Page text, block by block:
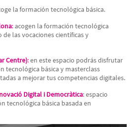
la formación tecnológica básica.
: acogen la formación tecnológica
las vocaciones científicas y
Centre):en este espacio podrás disfrutar
tecnológica básica y masterclass
a mejorar tus competencias digitales.
Digital i Democràtica: espacio
tecnológica básica basada en